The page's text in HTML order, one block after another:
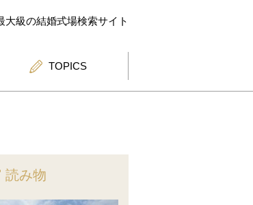
級の結婚式場検索サイト
TOPICS
読み物